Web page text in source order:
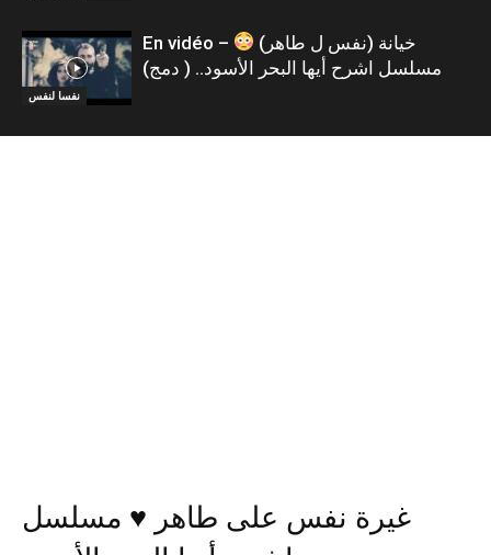
نفسا لنفس
En vidéo – خيانة (نفس ل طاهر)
مسلسل اشرح أيها البحر الأسود.. ( دمج)
غيرة نفس على طاهر ♥️ مسلسل